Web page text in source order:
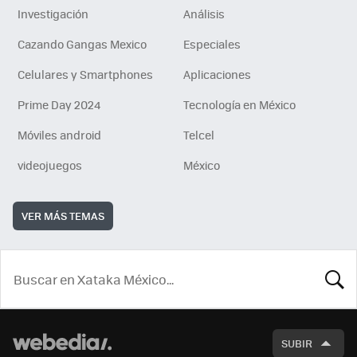
Investigación
Análisis
Cazando Gangas Mexico
Especiales
Celulares y Smartphones
Aplicaciones
Prime Day 2024
Tecnología en México
Móviles android
Telcel
videojuegos
México
VER MÁS TEMAS
SUBIR